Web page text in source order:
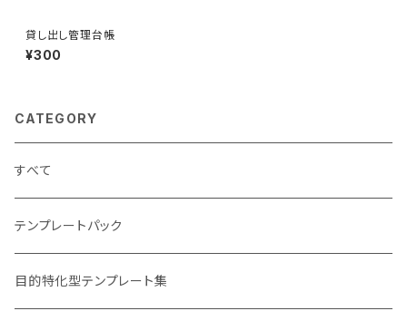
貸し出し管理台帳
¥300
CATEGORY
すべて
テンプレートパック
目的特化型テンプレート集